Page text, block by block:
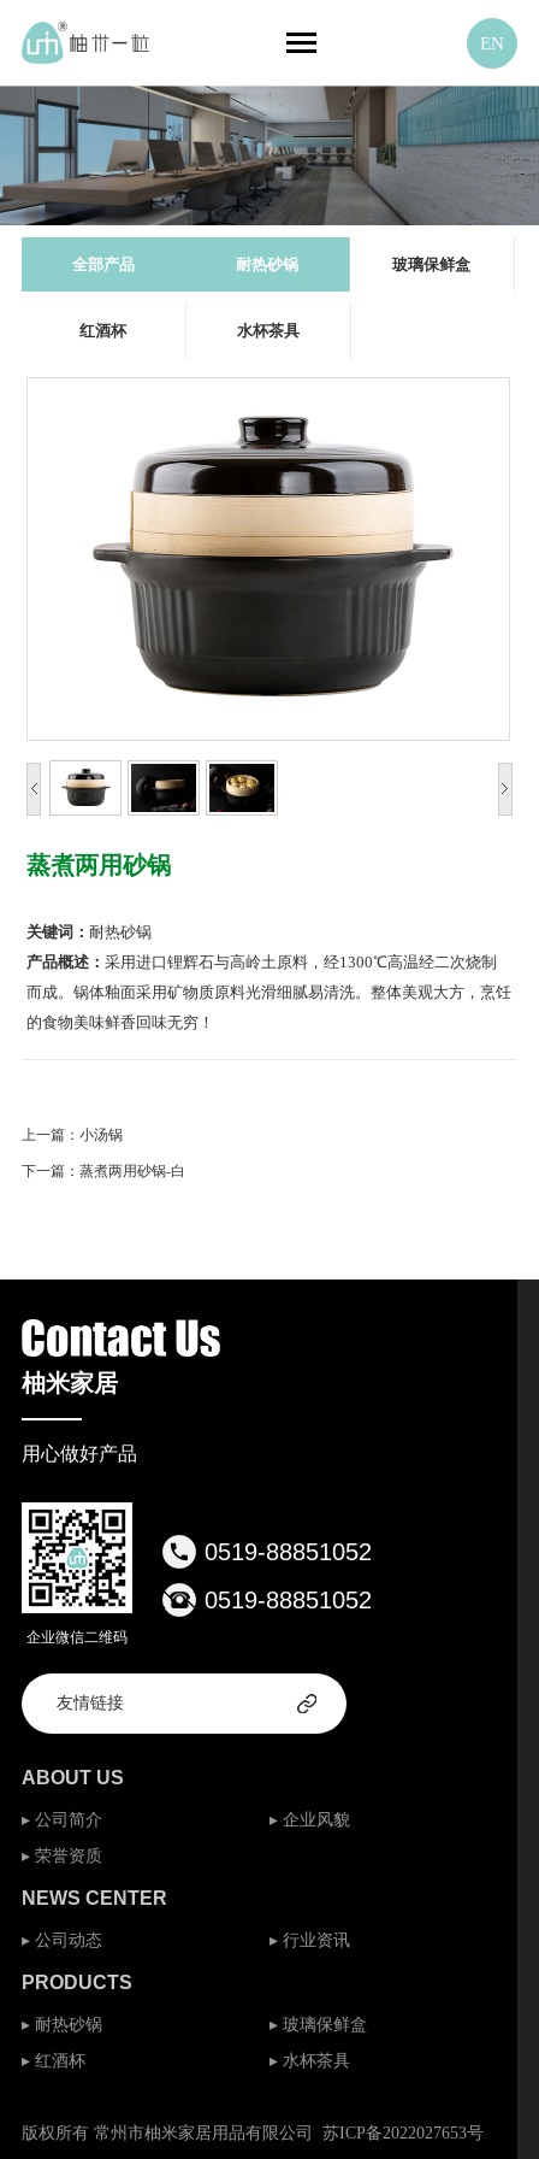
EN
全部产品 耐热砂锅 玻璃保鲜盒
红酒杯 水杯茶具
蒸煮两用砂锅
关键词：耐热砂锅
产品概述：采用进口锂辉石与高岭土原料，经1300℃高温经二次烧制
而成。锅体釉面采用矿物质原料光滑细腻易清洗。整体美观大方，烹饪
的食物美味鲜香回味无穷！
上一篇： 小汤锅
下一篇： 蒸煮两用砂锅-白
柚米家居
用心做好产品
企业微信二维码
0519-88851052
0519-88851052
ABOUT US
▸ 公司简介
▸ 企业风貌
▸ 荣誉资质
NEWS CENTER
▸ 公司动态 ▸ 行业资讯
PRODUCTS
▸ 耐热砂锅
▸ 玻璃保鲜盒
▸ 红酒杯
▸ 水杯茶具
版权所有 常州市柚米家居用品有限公司 苏ICP备2022027653号